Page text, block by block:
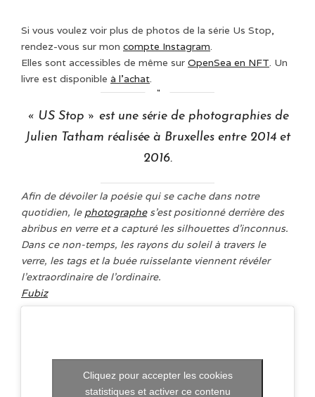
Si vous voulez voir plus de photos de la série Us Stop,
rendez-vous sur mon compte Instagram.
Elles sont accessibles de même sur OpenSea en NFT. Un
livre est disponible à l’achat.
« US Stop » est une série de photographies de
Julien Tatham réalisée à Bruxelles entre 2014 et
2016.
Afin de dévoiler la poésie qui se cache dans notre
quotidien, le photographes’est positionné derrière des
abribus en verre et a capturé les silhouettes d’inconnus.
Dans ce non-temps, les rayons du soleil à travers le
verre, les tags et la buée ruisselante viennent révéler
l’extraordinaire de l’ordinaire.
Fubiz
Cliquez pour accepter les cookies
statistiques et activer ce contenu